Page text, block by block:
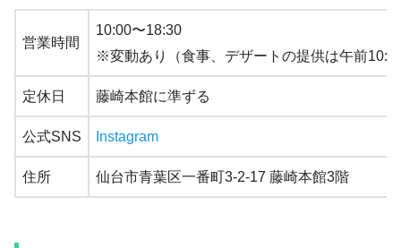
営業時間
10:00〜18:30
※変動あり（食事、デザートの提供は午前
定休日 藤崎本館に準ずる
公式SNS Instagram
住所 仙台市青葉区一番町3-2-17 藤崎本館3階